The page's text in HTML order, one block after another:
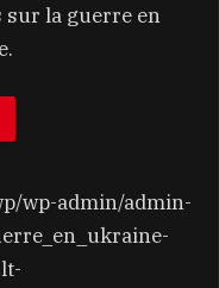
sur la guerre en
wp-admin/admin-